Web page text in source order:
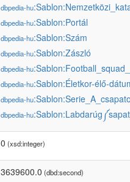
dbpedia-hu
dbpedia-hu:Sablon:Portál
dbpedia-hu:Sablon:Szám
dbpedia-hu:Sablon:Zászló
dbpedia-hu
dbpedia-hu:Sablon:Életkor-élő-
dbpedia-hu
dbpedia-hu
0 (xsd:integer)
3639600.0 (dbd:second)